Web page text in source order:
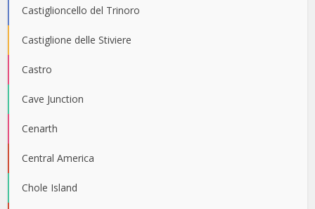
Castiglioncello del Trinoro
Castiglione delle Stiviere
Castro
Cave Junction
Cenarth
Central America
Chole Island